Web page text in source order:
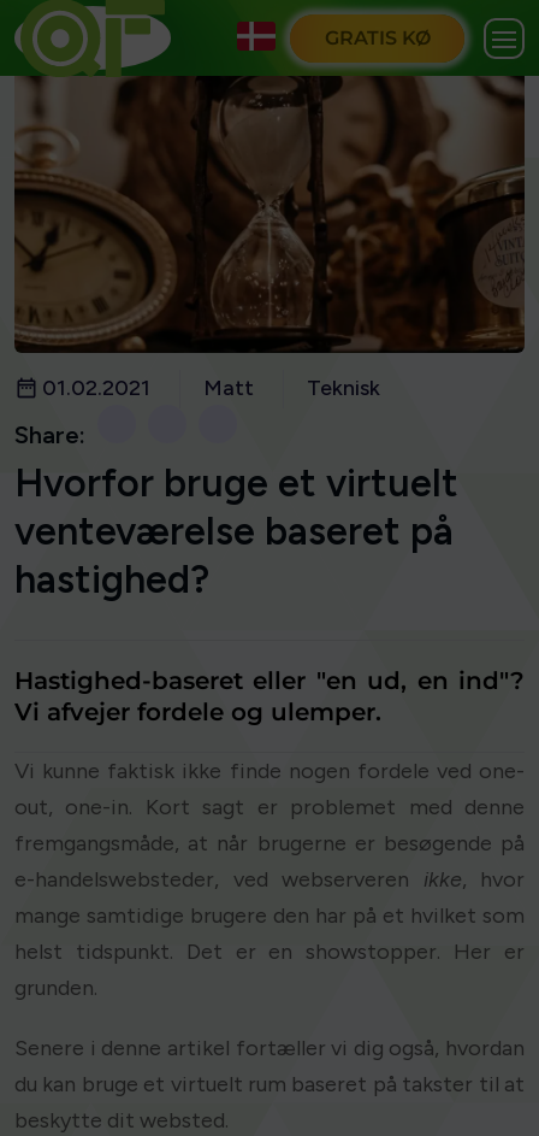
GRATIS KØ
01.02.2021 Matt Teknisk
Share:
Hvorfor bruge et virtuelt
venteværelse baseret på
hastighed?
Hastighed-baseret eller "en ud, en ind"?
Vi afvejer fordele og ulemper.
Vi kunne faktisk ikke finde nogen fordele ved one-
out, one-in. Kort sagt er problemet med denne
fremgangsmåde, at når brugerne er besøgende på
e-handelswebsteder, ved webserveren ikke, hvor
mange samtidige brugere den har på et hvilket som
helst tidspunkt. Det er en showstopper. Her er
grunden.
Senere i denne artikel fortæller vi dig også, hvordan
du kan bruge et virtuelt rum baseret på takster til at
beskytte dit websted.